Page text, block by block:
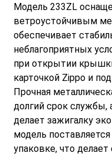
Модель 233ZL
ветроустойчивым
обеспечивает
неблагоприятных
при открытии
карточкой Zippo и
Прочная
долгий срок службы,
делает зажигалку
модель
упаковке, что